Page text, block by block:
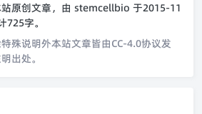
原创文章，由 stemcellbio 于2015-11
725字。
殊说明外本站文章皆由CC-4.0协议发
出处。